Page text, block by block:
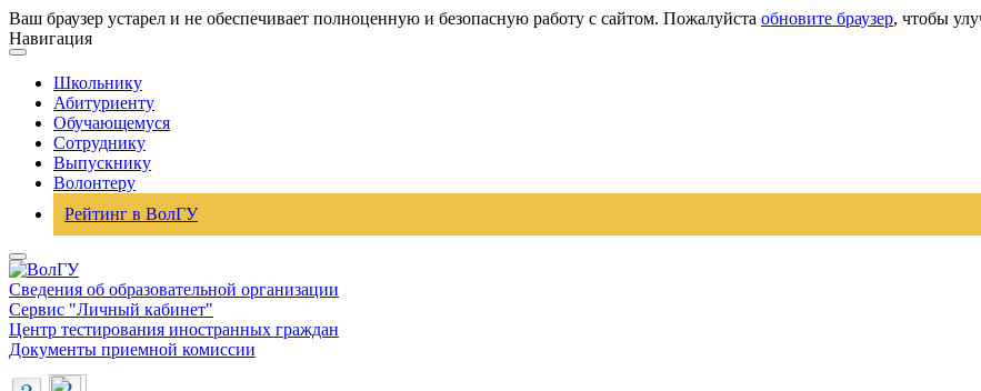
Ваш браузер устарел и не обеспечивает полноценную и безопасную работу с сайтом. Пожалуйста обновите браузер, чтобы
Навигация
Школьнику
Абитуриенту
Обучающемуся
Сотруднику
Выпускнику
Волонтеру
Рейтинг в ВолГУ
Сведения об образовательной организации
Сервис "Личный кабинет"
Центр тестирования иностранных граждан
Документы приемной комиссии